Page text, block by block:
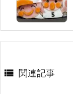
 関連記事